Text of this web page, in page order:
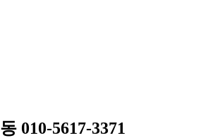
010-5617-3371